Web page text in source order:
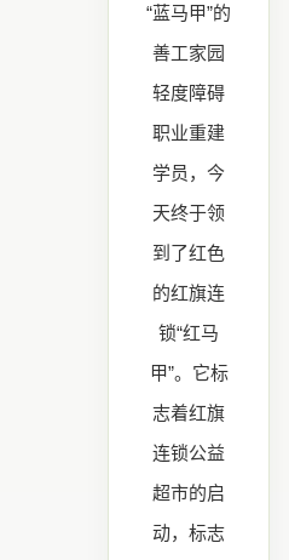
“蓝马甲”的
善工家园
轻度障碍
职业重建
学员，今
天终于领
到了红色
的红旗连
锁“红马
甲”。它标
志着红旗
连锁公益
超市的启
动，标志